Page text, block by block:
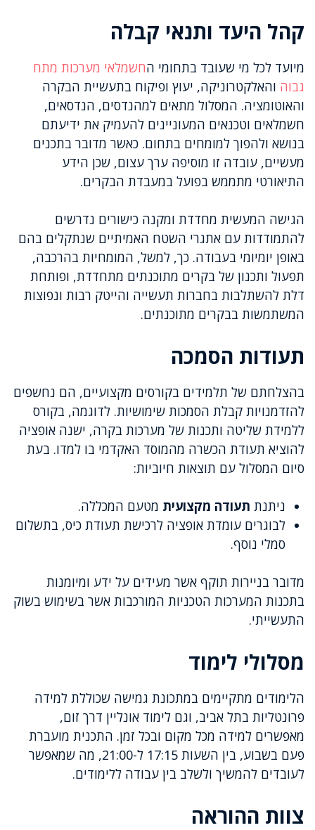
קהל היעד ותנאי קבלה
מיועד לכל מי שעובד בתחומי החשמלאי מערכות מתח
גבוה והאלקטרוניקה, יעוץ ופיקוח בתעשיית הבקרה
והאוטומציה. המסלול מתאים למהנדסים, הנדסאים,
חשמלאים וטכנאים המעוניינים להעמיק את ידיעתם
בנושא ולהפוך למומחים בתחום. כאשר מדובר בתכנים
מעשיים, עובדה זו מוסיפה ערך עצום, שכן הידע
התיאורטי מתממש בפועל במעבדת הבקרים.
הגישה המעשית מחדדת ומקנה כישורים נדרשים
להתמודדות עם אתגרי השטח האמיתיים שנתקלים בהם
באופן יומיומי בעבודה. כך, למשל, המומחיות בהרכבה,
תפעול ותכנון של בקרים מתוכנתים מתחדדת, ופותחת
דלת להשתלבות בחברות תעשייה והייטק רבות ונפוצות
המשתמשות בבקרים מתוכנתים.
תעודות הסמכה
בהצלחתם של תלמידים בקורסים מקצועיים, הם נחשפים
להזדמנויות קבלת הסמכות שימושיות. לדוגמה, בקורס
ללמידת שליטה ותכנות של מערכות בקרה, ישנה אופציה
להוציא תעודת הכשרה מהמוסד האקדמי בו למדו. בעת
סיום המסלול עם תוצאות חיוביות:
ניתנת תעודה מקצועית מטעם המכללה.
לבוגרים עומדת אופציה לרכישת תעודת כיס, בתשלום
סמלי נוסף.
מדובר בניירות תוקף אשר מעידים על ידע ומיומנות
בתכנות המערכות הטכניות המורכבות אשר בשימוש בשוק
התעשייתי.
מסלולי לימוד
הלימודים מתקיימים במתכונת גמישה שכוללת למידה
פרונטליות בתל אביב, וגם לימוד אונליין דרך זום,
מאפשרים למידה מכל מקום ובכל זמן. התכנית מועברת
פעם בשבוע, בין השעות 17:15 ל-21:00, מה שמאפשר
לעובדים להמשיך ולשלב בין עבודה ללימודים.
צוות ההוראה